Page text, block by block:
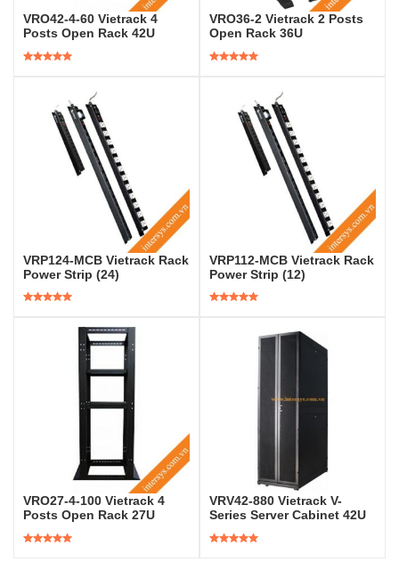
VRO42-4-60 Vietrack 4
Posts Open Rack 42U
VRO36-2 Vietrack 2 Posts
Open Rack 36U
VRP124-MCB Vietrack Rack
Power Strip (24)
5
VRP112-MCB Vietrack Rack
Power Strip (12)
VRO27-4-100 Vietrack 4
Posts Open Rack 27U
VRV42-880 Vietrack V-
Series Server Cabinet 42U